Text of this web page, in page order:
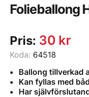
Folieballong
Koda: 64518
Ballong tillverkad
Kan fyllas med
Har
Pris: 30 kr